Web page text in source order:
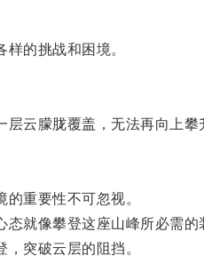
的挑战和困境。
云朦胧覆盖，无法再向上攀
重要性不可忽视。
就像攀登这座山峰所必需的
突破云层的阻挡。